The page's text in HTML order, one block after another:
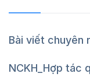
Bài viết chuyên
NCKH_Hợp tác